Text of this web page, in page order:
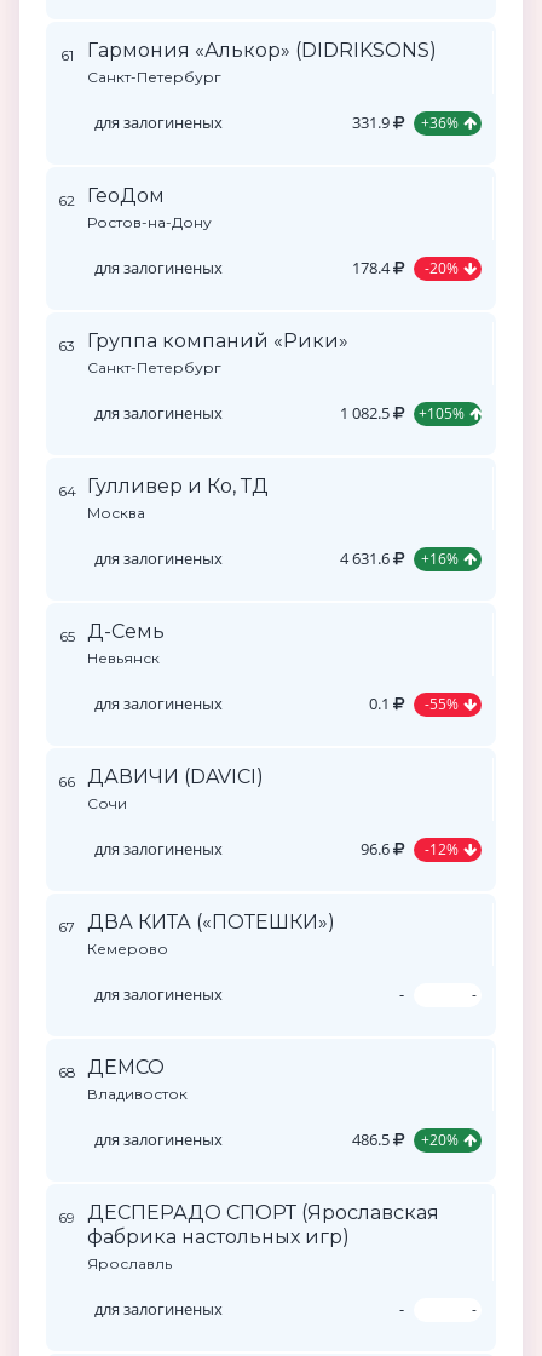
61 Гармония «Алькор» (DIDRIKSONS)
Санкт-Петербург
для залогиненых 331.9 +36%
62 ГеоДом
Ростов-на-Дону
для залогиненых 178.4 -20%
63 Группа компаний «Рики»
Санкт-Петербург
для залогиненых 1 082.5 +105%
64 Гулливер и Ко, ТД
Москва
для залогиненых 4 631.6 +16%
65 Д-Семь
Невьянск
для залогиненых 0.1 -55%
66 ДАВИЧИ (DAVICI)
Сочи
для залогиненых 96.6 -12%
67 ДВА КИТА («ПОТЕШКИ»)
Кемерово
для залогиненых - -
68 ДЕМСО
Владивосток
для залогиненых 486.5 +20%
69
ДЕСПЕРАДО СПОРТ (Ярославская
фабрика настольных игр)
Ярославль
для залогиненых - -